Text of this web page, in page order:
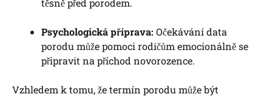
těsně před porodem.
Psychologická příprava: Očekávání data
porodu může pomoci rodičům emocionálně se
připravit na příchod novorozence.
Vzhledem k tomu, že termín porodu může být